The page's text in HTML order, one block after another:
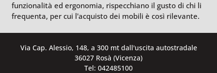
funzionalità ed ergonomia, rispecchiano il gusto di chi li
frequenta, per cui l'acquisto dei mobili è così rilevante.
Via Cap. Alessio, 148, a 300 mt dall'uscita autostradale
36027 Rosà (Vicenza)
Tel: 042485100